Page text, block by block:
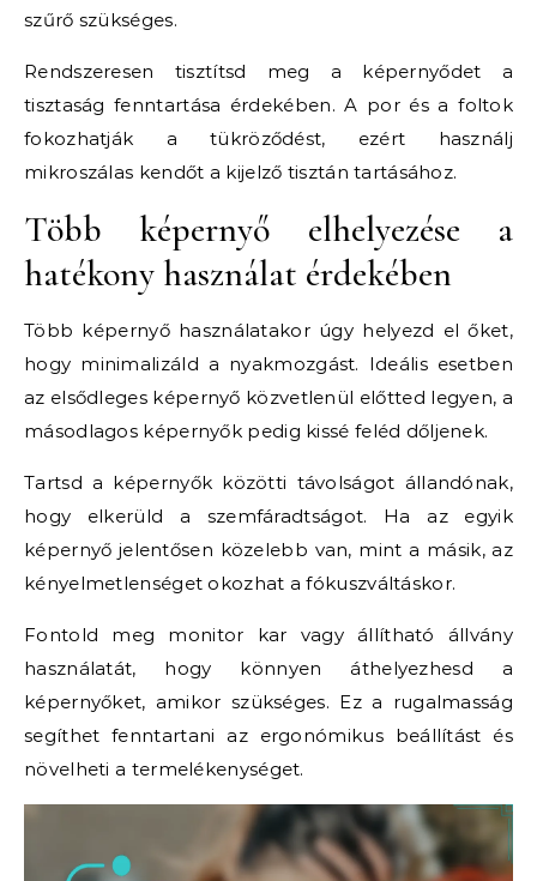
szűrő szükséges.
Rendszeresen tisztítsd meg a képernyődet a
tisztaság fenntartása érdekében. A por és a foltok
fokozhatják a tükröződést, ezért használj
mikroszálas kendőt a kijelző tisztán tartásához.
Több képernyő elhelyezése a
hatékony használat érdekében
Több képernyő használatakor úgy helyezd el őket,
hogy minimalizáld a nyakmozgást. Ideális esetben
az elsődleges képernyő közvetlenül előtted legyen, a
másodlagos képernyők pedig kissé feléd dőljenek.
Tartsd a képernyők közötti távolságot állandónak,
hogy elkerüld a szemfáradtságot. Ha az egyik
képernyő jelentősen közelebb van, mint a másik, az
kényelmetlenséget okozhat a fókuszváltáskor.
Fontold meg monitor kar vagy állítható állvány
használatát, hogy könnyen áthelyezhesd a
képernyőket, amikor szükséges. Ez a rugalmasság
segíthet fenntartani az ergonómikus beállítást és
növelheti a termelékenységet.